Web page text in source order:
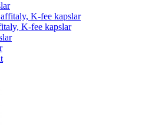
K-fee kapslar